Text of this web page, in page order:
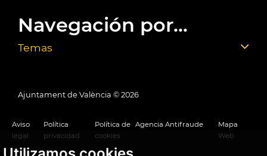
Navegación por...
Temas
Ajuntament de València © 2026
Aviso
legal
Política
privacidad
Política de
cookies
Agencia Antifraude
Mapa
Web